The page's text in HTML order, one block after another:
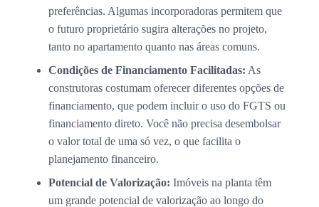
preferências. Algumas incorporadoras permitem que
o futuro proprietário sugira alterações no projeto,
tanto no apartamento quanto nas áreas comuns.
Condições de Financiamento Facilitadas: As
construtoras costumam oferecer diferentes opções de
financiamento, que podem incluir o uso do FGTS ou
financiamento direto. Você não precisa desembolsar
o valor total de uma só vez, o que facilita o
planejamento financeiro.
Potencial de Valorização: Imóveis na planta têm
um grande potencial de valorização ao longo do